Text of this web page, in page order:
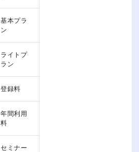
基本プラ
ン
ライトプ
ラン
登録料
年間利用
料
セミナー